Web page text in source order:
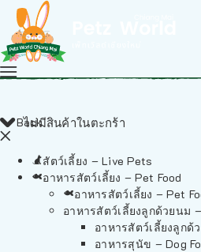
ไม่มีสินค้าในตะกร้า
Back
สัตว์เลี้ยง – Live Pets
อาหารสัตว์เลี้ยง – Pet Food
อาหารสัตว์เลี้ยง – Pet
อาหารสัตว์เลี้ยงลูกด้วยนม
อาหารสัตว์เลี้ยงลูกด้
อาหารสุนัข – Dog